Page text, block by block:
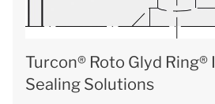
Turcon® Roto Glyd Ring®
Sealing Solutions